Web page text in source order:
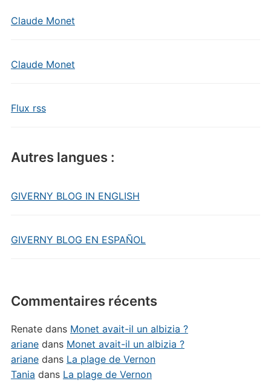
Claude Monet
Claude Monet
Flux rss
Autres langues :
GIVERNY BLOG IN ENGLISH
GIVERNY BLOG EN ESPAÑOL
Commentaires récents
Renatedans Monet avait-il un albizia ?
arianedans Monet avait-il un albizia ?
arianedans La plage de Vernon
Tania dans La plage de Vernon